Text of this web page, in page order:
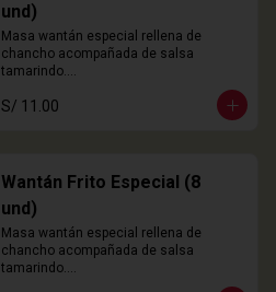
und)
Masa wantán especial rellena de
chancho acompañada de salsa
tamarindo.
S/ 11.00
Wantán Frito Especial (8
und)
Masa wantán especial rellena de
chancho acompañada de salsa
tamarindo.